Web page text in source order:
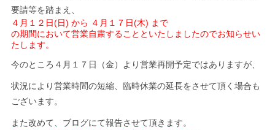
要請等を踏まえ、
４月１２日(日) から ４月１７日(木) まで
の期間において営業自粛することといたしましたのでお知らせい
たします。
今のところ４月１７日（金）より営業再開予定ではありますが、
状況により営業時間の短縮、臨時休業の延長をさせて頂く場合も
ございます。
また改めて、ブログにて報告させて頂きます。